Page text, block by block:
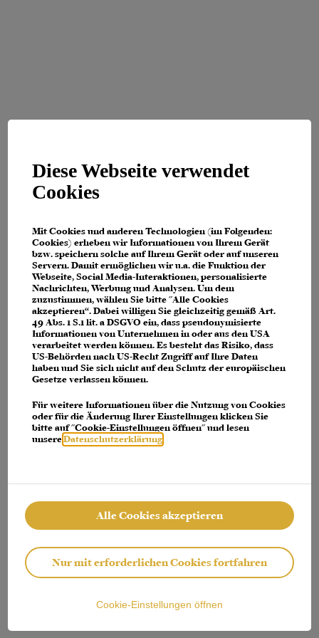
Diese Webseite verwendet
Cookies
Mit Cookies und anderen Technologien (im Folgenden:
Cookies) erheben wir Informationen von Ihrem Gerät
bzw. speichern solche auf Ihrem Gerät oder auf unseren
Servern. Damit ermöglichen wir u.a. die Funktion der
Webseite, Social Media-Interaktionen, personalisierte
Nachrichten, Werbung und Analysen. Um dem
zuzustimmen, wählen Sie bitte "Alle Cookies
akzeptieren“. Dabei willigen Sie gleichzeitig gemäß Art.
49 Abs. 1 S.1 lit. a DSGVO ein, dass pseudonymisierte
Informationen von Unternehmen in oder aus den USA
verarbeitet werden können. Es besteht das Risiko, dass
US-Behörden nach US-Recht Zugriff auf Ihre Daten
haben und Sie sich nicht auf den Schutz der europäischen
Gesetze verlassen können.
Für weitere Informationen über die Nutzung von Cookies
oder für die Änderung Ihrer Einstellungen klicken Sie
bitte auf "Cookie-Einstellungen öffnen" und lesen
unsereDatenschutzerklärung
Alle Cookies akzeptieren
Nur mit erforderlichen Cookies fortfahren
Cookie-Einstellungen öffnen
Application error: a client-side exception has occurred (see the browser
console for more information).